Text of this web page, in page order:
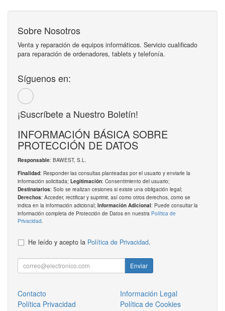
Sobre Nosotros
Venta y reparación de equipos informáticos. Servicio cualificado
para reparación de ordenadores, tablets y telefonía.
Síguenos en:
¡Suscríbete a Nuestro Boletín!
INFORMACIÓN BÁSICA SOBRE
PROTECCIÓN DE DATOS
Responsable: BAWEST, S.L.
Finalidad: Responder las consultas planteadas por el usuario y enviarle la
información solicitada; Legitimación: Consentimiento del usuario;
Destinatarios: Solo se realizan cesiones si existe una obligación legal;
Derechos: Acceder, rectificar y suprimir, así como otros derechos, como se
indica en la información adicional; Información Adicional: Puede consultar la
información completa de Protección de Datos en nuestra Política de
Privacidad
He leído y acepto la Política de Privacidad.
Enviar
Contacto
Información Legal
Política Privacidad
Política de Cookies